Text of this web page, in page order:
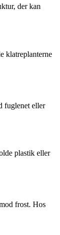
der kan
klatreplanterne
fuglenet eller
plastik eller
frost. Hos